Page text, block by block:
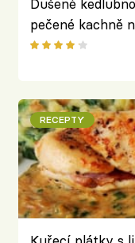
Dušené
pečené kachně
RECEPTY